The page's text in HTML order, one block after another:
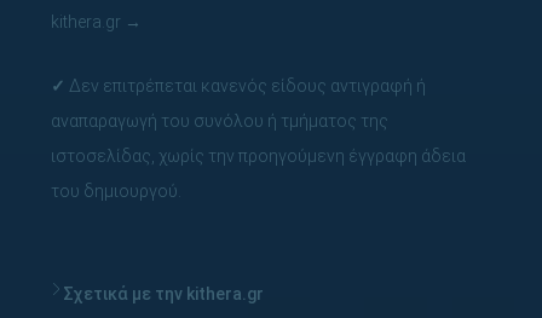
kithera.gr →
✓ Δεν επιτρέπεται κανενός είδους αντιγραφή ή
αναπαραγωγή του συνόλου ή τμήματος της
ιστοσελίδας, χωρίς την προηγούμενη έγγραφη άδεια
του δημιουργού.
Σχετικά με την kithera.gr